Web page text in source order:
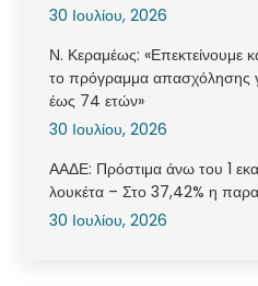
30 Ιουλίου, 2026
Ν. Κεραμέως: «Επεκτείνουμε
το πρόγραμμα απασχόλησης
έως 74 ετών»
30 Ιουλίου, 2026
ΑΑΔΕ: Πρόστιμα άνω του 1
λουκέτα – Στο 37,42% η
30 Ιουλίου, 2026